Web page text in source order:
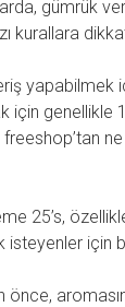
gümrük
kurallara
yapabilmek
için genellikle
25’s,
isteyenler için